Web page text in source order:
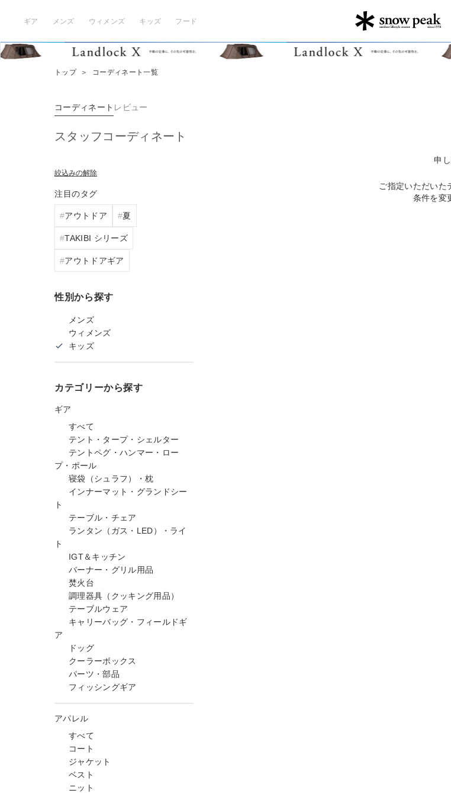
ギア メンズ ウィメンズ キッズ フード
トップ ＞ コーディネート一覧
コーディネート レビュー
スタッフコーディネート
絞込みの解除
注目のタグ
アウトドア 夏
TAKIBI シリーズ
アウトドアギア
性別から探す
メンズ
ウィメンズ
キッズ
カテゴリーから探す
ギア
すべて
テント・タープ・シェルター
テントペグ・ハンマー・ロー
プ・ポール
寝袋（シュラフ）・枕
インナーマット・グランドシー
ト
テーブル・チェア
ランタン（ガス・LED）・ライ
ト
IGT＆キッチン
バーナー・グリル用品
焚火台
調理器具（クッキング用品）
テーブルウェア
キャリーバッグ・フィールドギ
ア
ドッグ
クーラーボックス
パーツ・部品
フィッシングギア
アパレル
すべて
コート
ジャケット
ベスト
ニット
申
ご指定いただいた
条件を変